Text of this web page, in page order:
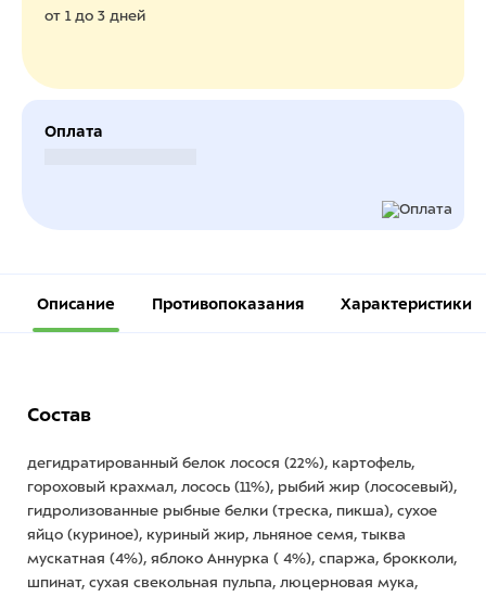
от 1 до 3 дней
Оплата
Описание Противопоказания Характеристики
Состав
дегидратированный белок лосося (22%), картофель,
гороховый крахмал, лосось (11%), рыбий жир (лососевый),
гидролизованные рыбные белки (треска, пикша), сухое
яйцо (куриное), куриный жир, льняное семя, тыква
мускатная (4%), яблоко Аннурка ( 4%), спаржа, брокколи,
шпинат, сухая свекольная пульпа, люцерновая мука,